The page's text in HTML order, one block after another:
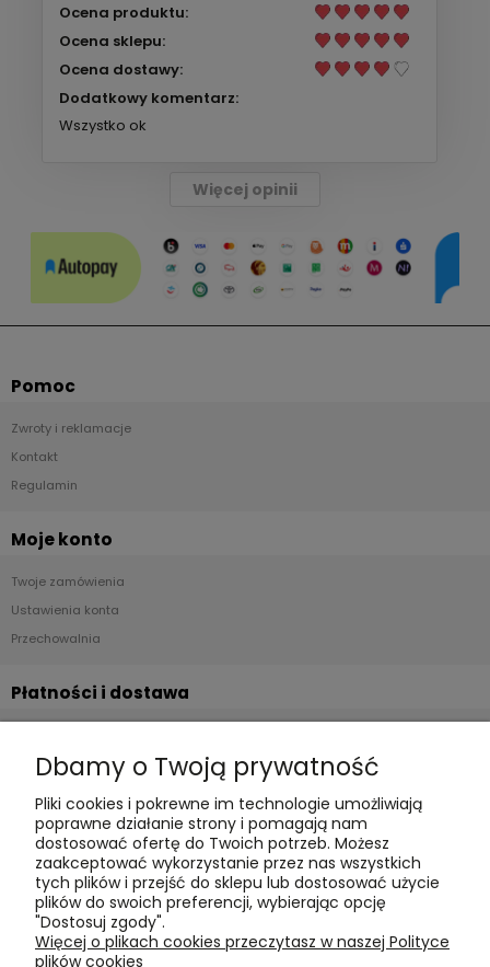
Ocena produktu:
Ocena sklepu:
Ocena dostawy:
Dodatkowy komentarz:
Wszystko ok
Więcej opinii
Pomoc
Zwroty i reklamacje
Kontakt
Regulamin
Moje konto
Twoje zamówienia
Ustawienia konta
Przechowalnia
Płatności i dostawa
Czas realizacji i koszty dostawy
Informacje
Polityka cookies
Polityka prywatności
Blog
Dbamy o Twoją prywatność
Pliki cookies i pokrewne im technologie umożliwiają
poprawne działanie strony i pomagają nam
dostosować ofertę do Twoich potrzeb. Możesz
zaakceptować wykorzystanie przez nas wszystkich
tych plików i przejść do sklepu lub dostosować użycie
plików do swoich preferencji, wybierając opcję
"Dostosuj zgody".
Więcej o plikach cookies przeczytasz w naszej Polityce
plików cookies